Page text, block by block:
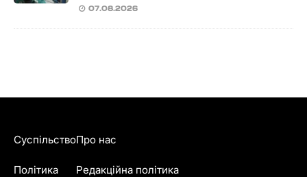
07.08.2026
Суспільство
Політика
Про нас
Редакційна політика